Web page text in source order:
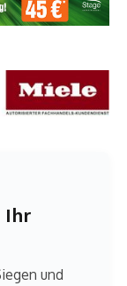
Ihr
und